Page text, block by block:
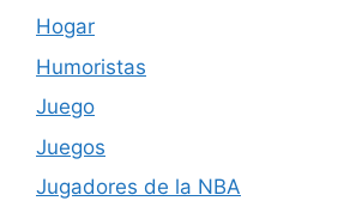
Hogar
Humoristas
Juego
Juegos
Jugadores de la NBA